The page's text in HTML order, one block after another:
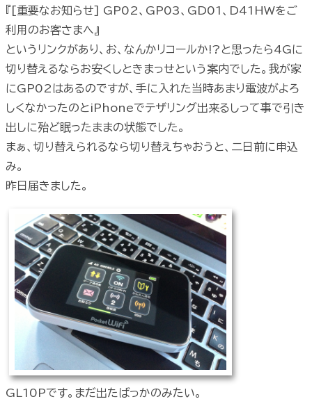
『[重要なお知らせ] GP02、GP03、GD01、D41HWをご
利用のお客さまへ』
というリンクがあり、お、なんかリコールか!?と思ったら4Gに
切り替えるならお安くしときまっせという案内でした。我が家
にGP02はあるのですが、手に入れた当時あまり電波がよろ
しくなかったのとiPhoneでテザリング出来るしって事で引き
出しに殆ど眠ったままの状態でした。
まぁ、切り替えられるなら切り替えちゃおうと、二日前に申込
み。
昨日届きました。
GL10Pです。まだ出たばっかのみたい。